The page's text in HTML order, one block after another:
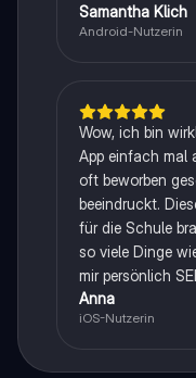
Samantha Klich
Android-Nutzerin
Wow, ich bin
App einfach mal
oft beworben
beeindruckt.
für die Schule
so viele Dinge
mir persönlich
Anna
iOS-Nutzerin